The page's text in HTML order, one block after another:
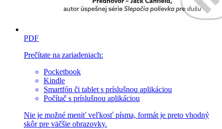
PDF
Prečítate na zariadeniach:
Pocketbook
Kindle
Smartfón či tablet s príslušnou aplikáciou
Počítač s príslušnou aplikáciou
Nie je možné meniť veľkosť písma, formát je preto vhodný
skôr pre väčšie obrazovky.